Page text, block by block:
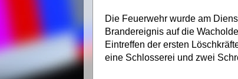
Die Feuerwehr wurde am
Brandereignis auf die
Eintreffen der ersten
eine Schlosserei und zwei